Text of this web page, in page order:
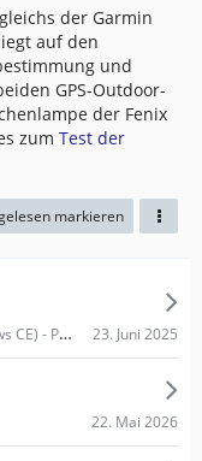
der Garmin
auf den
und
GPS-Outdoor-
der Fenix
zum Test der
markieren
Urgent: Need Teasi One3 System Files (Windows CE) - PC recognizes it as Mass Storage! 23. Juni 2025
22. Mai 2026